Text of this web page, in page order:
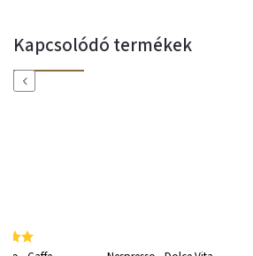
Kapcsolódó termékek
Previous